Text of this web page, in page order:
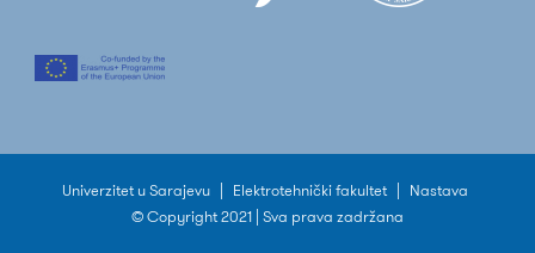
Univerzitet u Sarajevu Elektrotehnički fakultet
Nastava
© Copyright 2021 | Sva prava zadržana